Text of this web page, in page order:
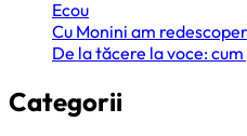
Ecou
Cu Monini am
De la tăcere la voce:
Categorii